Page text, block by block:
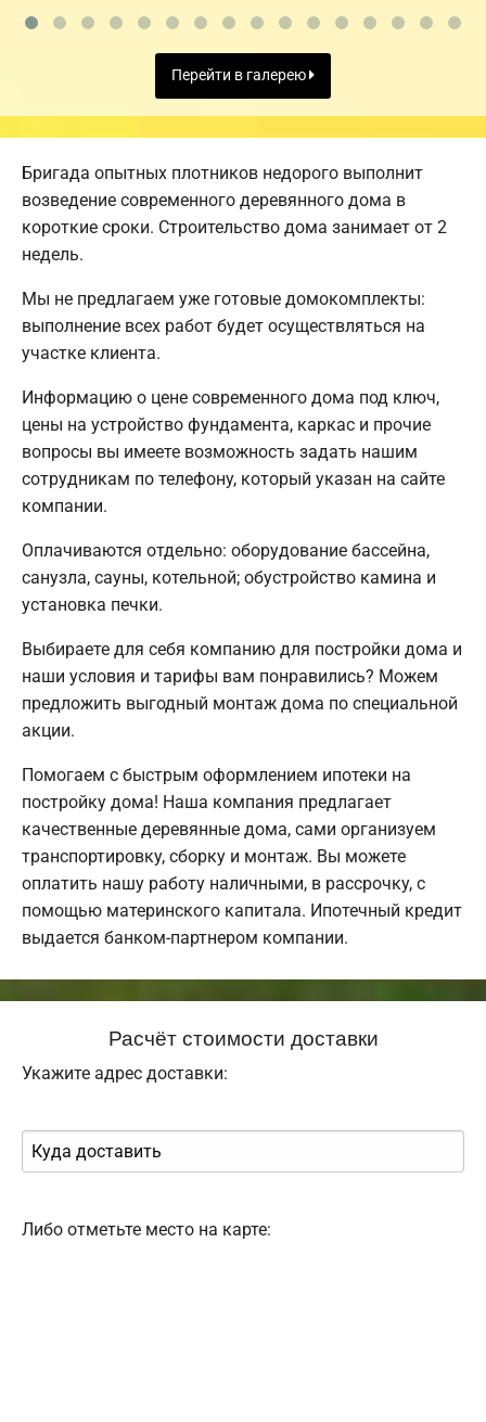
Перейти в галерею
Бригада опытных плотников недорого выполнит
возведение современного деревянного дома в
короткие сроки. Строительство дома занимает от 2
недель.
Мы не предлагаем уже готовые домокомплекты:
выполнение всех работ будет осуществляться на
участке клиента.
Информацию о цене современного дома под ключ,
цены на устройство фундамента, каркас и прочие
вопросы вы имеете возможность задать нашим
сотрудникам по телефону, который указан на сайте
компании.
Оплачиваются отдельно: оборудование бассейна,
санузла, сауны, котельной; обустройство камина и
установка печки.
Выбираете для себя компанию для постройки дома и
наши условия и тарифы вам понравились? Можем
предложить выгодный монтаж дома по специальной
акции.
Помогаем с быстрым оформлением ипотеки на
постройку дома! Наша компания предлагает
качественные деревянные дома, сами организуем
транспортировку, сборку и монтаж. Вы можете
оплатить нашу работу наличными, в рассрочку, с
помощью материнского капитала. Ипотечный кредит
выдается банком-партнером компании.
Расчёт стоимости доставки
Укажите адрес доставки:
Либо отметьте место на карте: